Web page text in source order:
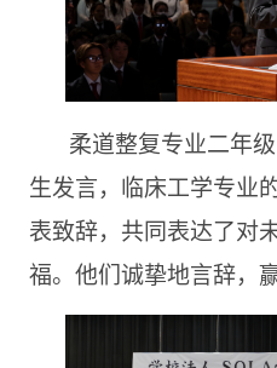
柔道整复专业二年
生发言，临床工学专业
表致辞，共同表达了对
福。他们诚挚地言辞，